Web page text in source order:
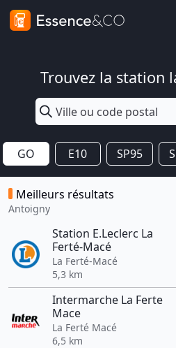
Trouvez la station
GO E10 SP95
Meilleurs résultats
Antoigny
Station E.Leclerc La
Ferté-Macé
La Ferté-Macé
5,3 km
Intermarche La Ferte
Mace
La Ferté Macé
6,5 km